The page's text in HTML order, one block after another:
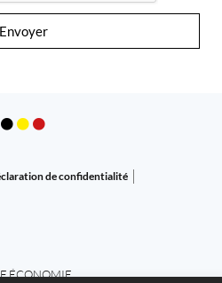
Envoyer
de confidentialité
ÉCONOMIE